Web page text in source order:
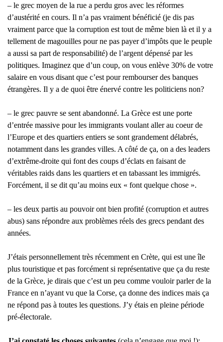
– le grec moyen de la rue a perdu gros avec les réformes
d’austérité en cours. Il n’a pas vraiment bénéficié (je dis pas
vraiment parce que la corruption est tout de même bien là et il y a
tellement de magouilles pour ne pas payer d’impôts que le peuple
a aussi sa part de responsabilité) de l’argent dépensé par les
politiques. Imaginez que d’un coup, on vous enlève 30% de votre
salaire en vous disant que c’est pour rembourser des banques
étrangères. Il y a de quoi être énervé contre les politiciens non?
– le grec pauvre se sent abandonné. La Grèce est une porte
d’entrée massive pour les immigrants voulant aller au coeur de
l’Europe et des quartiers entiers se sont grandement délabrés,
notamment dans les grandes villes. A côté de ça, on a des leaders
d’extrême-droite qui font des coups d’éclats en faisant de
véritables raids dans les quartiers et en tabassant les immigrés.
Forcément, il se dit qu’au moins eux « font quelque chose ».
– les deux partis au pouvoir ont bien profité (corruption et autres
abus) sans répondre aux problèmes réels des grecs pendant des
années.
J’étais personnellement très récemment en Crète, qui est une île
plus touristique et pas forcément si représentative que ça du reste
de la Grèce, je dirais que c’est un peu comme vouloir parler de la
France en n’ayant vu que la Corse, ça donne des indices mais ça
ne répond pas à toutes les questions. J’y étais en pleine période
pré-électorale.